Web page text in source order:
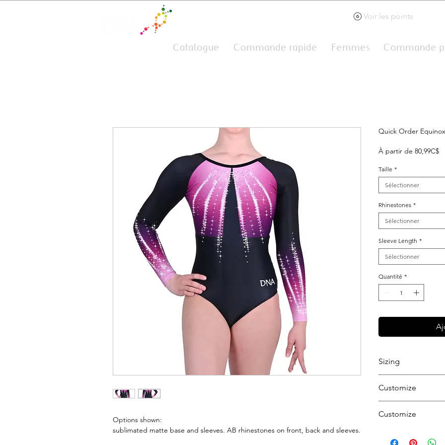
Catalogue Commande rapide Femmes Commande
Voir les points
Options shown:
sublimated matte base and sleeves. AB rhinestones on front, back and sleeves.
Quick Order
À partir de 80,99C$Prix
Taille *
Sélectionner
Rhinestones *
Sélectionner
Sleeve Length *
Sélectionner
Quantité *
Sizing
Customize
get started.
Customize